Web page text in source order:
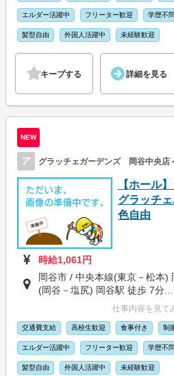
エルダー活躍中 フリーター歓迎 学歴不問
髪型自由 外国人活躍中 未経験歓迎
キープする 詳細を見る
NEW
ア グラッチェガーデンズ 岡谷中央店
【ホール
グラッチ
色自由
時給1,061円
岡谷市 / 中央本線(東京－松本)
(岡谷－塩尻) 岡谷駅 徒歩 7分...
仕事内容を見て
交通費支給 高校生歓迎 食事付き 制
エルダー活躍中 フリーター歓迎 学歴不問
髪型自由 外国人活躍中 未経験歓迎